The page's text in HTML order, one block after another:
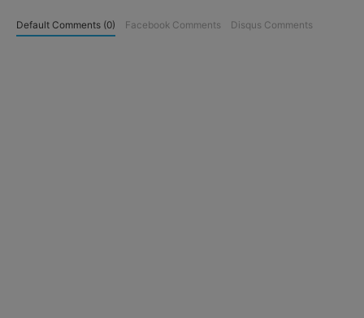
Default Comments (0) Facebook Comments Disqus Comments